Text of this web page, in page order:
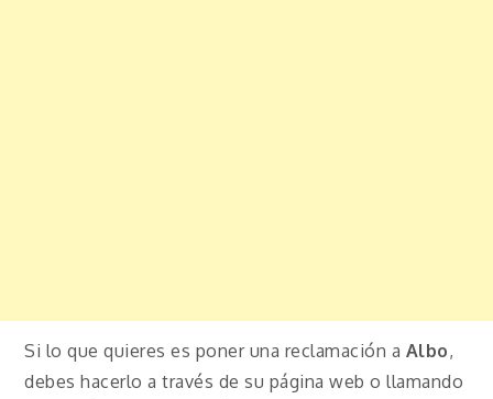
Si lo que quieres es poner una reclamación a Albo,
debes hacerlo a través de su página web o llamando